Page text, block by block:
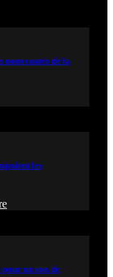
nouveautés de la
les
un son de